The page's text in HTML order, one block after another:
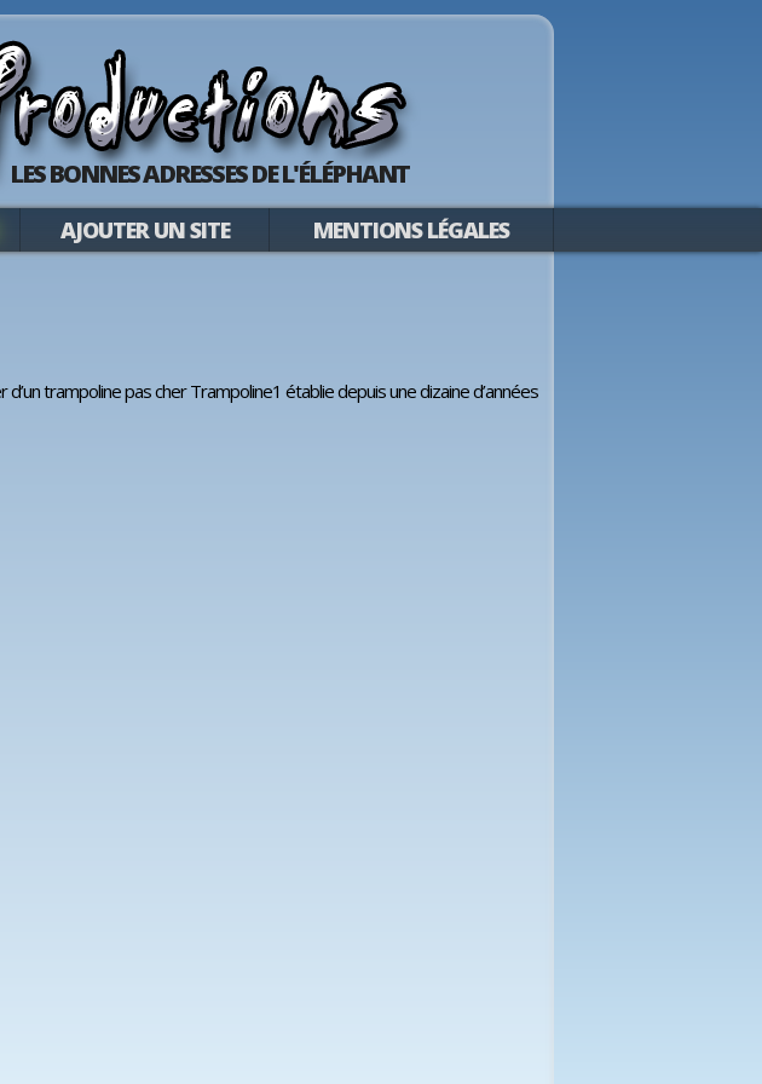
LES BONNES ADRESSES DE L'ÉLÉPHANT
AJOUTER UN SITE MENTIONS LÉGALES
trampoline pas cher Trampoline1 établie depuis une dizaine d’années